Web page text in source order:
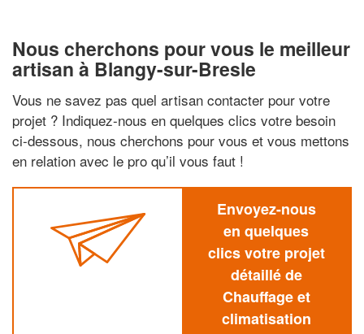
Nous cherchons pour vous le meilleur
artisan à Blangy-sur-Bresle
Vous ne savez pas quel artisan contacter pour votre
projet ? Indiquez-nous en quelques clics votre besoin
ci-dessous, nous cherchons pour vous et vous mettons
en relation avec le pro qu’il vous faut !
Envoyez-nous
en quelques
clics votre projet
détaillé de
Chauffage et
climatisation